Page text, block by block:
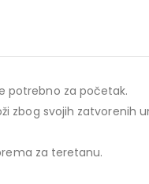
potrebno za početak.
zbog svojih
za teretanu.